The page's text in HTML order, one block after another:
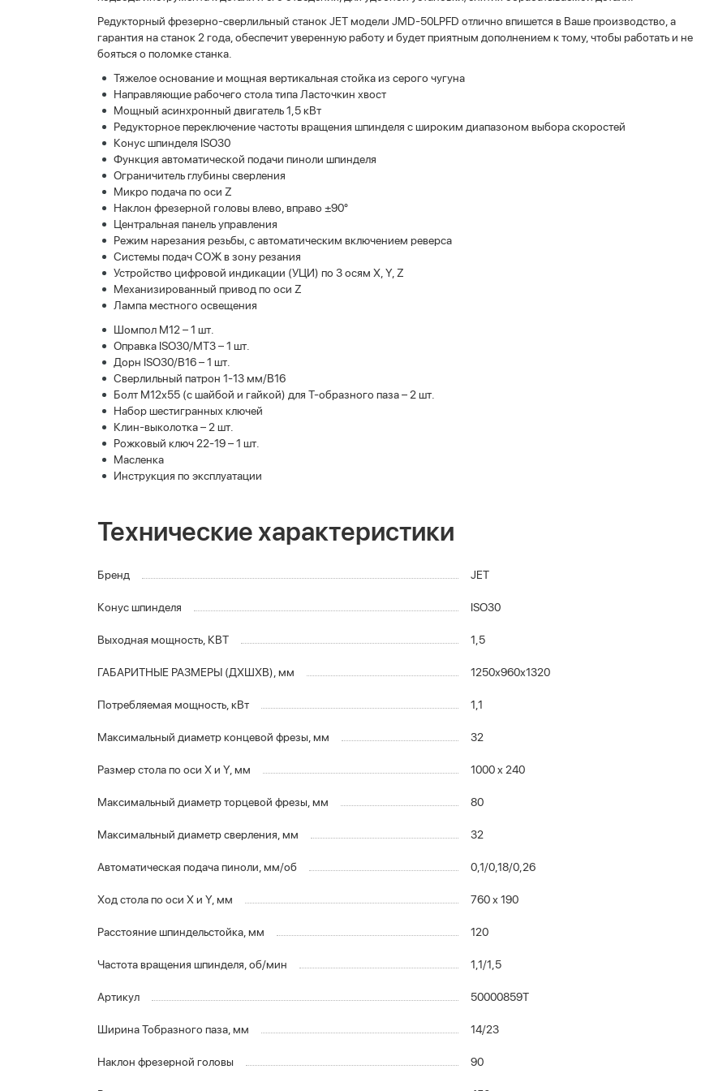
Редукторный фрезерно-сверлильный станок JET модели JMD-50LPFD отлично впишется в Ваше производство, а
гарантия на станок 2 года, обеспечит уверенную работу и будет приятным дополнением к тому, чтобы работать и не
бояться о поломке станка.
Тяжелое основание и мощная вертикальная стойка из серого чугуна
Направляющие рабочего стола типа Ласточкин хвост
Мощный асинхронный двигатель 1,5 кВт
Редукторное переключение частоты вращения шпинделя с широким диапазоном выбора скоростей
Конус шпинделя ISO30
Функция автоматической подачи пиноли шпинделя
Ограничитель глубины сверления
Микро подача по оси Z
Наклон фрезерной головы влево, вправо ±90°
Центральная панель управления
Режим нарезания резьбы, с автоматическим включением реверса
Системы подач СОЖ в зону резания
Устройство цифровой индикации (УЦИ) по 3 осям X, Y, Z
Механизированный привод по оси Z
Лампа местного освещения
Шомпол М12 – 1 шт.
Оправка ISO30/MT3 – 1 шт.
Дорн ISO30/В16 – 1 шт.
Сверлильный патрон 1-13 мм/В16
Болт М12х55 (с шайбой и гайкой) для Т-образного паза – 2 шт.
Набор шестигранных ключей
Клин-выколотка – 2 шт.
Рожковый ключ 22-19 – 1 шт.
Масленка
Инструкция по эксплуатации
Технические характеристики
Бренд JET
Конус шпинделя ISO30
Выходная мощность, КВТ 1,5
ГАБАРИТНЫЕ РАЗМЕРЫ (ДХШХВ), мм 1250х960х1320
Потребляемая мощность, кВт 1,1
Максимальный диаметр концевой фрезы, мм 32
Размер стола по оси X и Y, мм 1000 x 240
Максимальный диаметр торцевой фрезы, мм 80
Максимальный диаметр сверления, мм 32
Автоматическая подача пиноли, мм/об 0,1/0,18/0,26
Ход стола по оси X и Y, мм 760 х 190
Расстояние шпиндельстойка, мм 120
Частота вращения шпинделя, об/мин 1,1/1,5
Артикул 50000859T
Ширина Тобразного паза, мм 14/23
Наклон фрезерной головы 90